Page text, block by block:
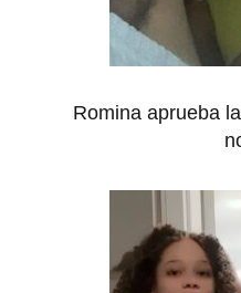
Romina aprueba